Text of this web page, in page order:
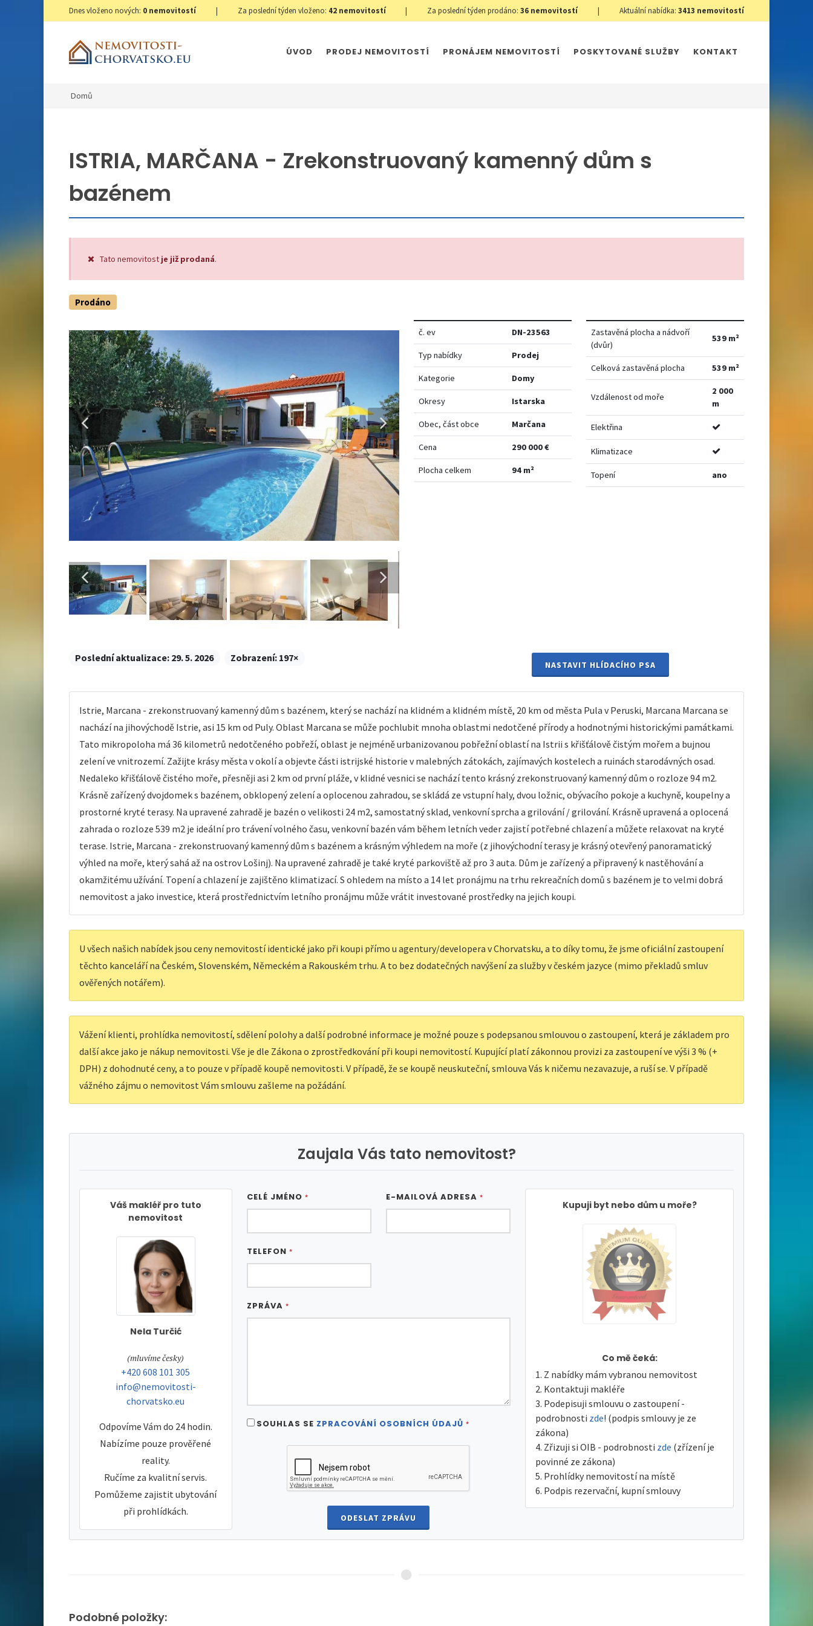
Dnes vloženo nových: 0 nemovitostí | Za poslední týden vloženo: 42 nemovitostí | Za poslední týden prodáno:36 nemovitostí | Aktuální nabídka: 3413 nemovitostí
ÚVOD PRODEJ NEMOVITOSTÍ PRONÁJEM NEMOVITOSTÍ POSKYTOVANÉ SLUŽBY KONTAKT
Domů
ISTRIA, MARČANA - Zrekonstruovaný kamenný dům s
bazénem
Tato nemovitost je již prodaná.
Prodáno
č. ev DN-23563
Typ nabídky Prodej
Kategorie Domy
Okresy Istarska
Obec, část obce Marčana
Cena 290 000 €
Plocha celkem 94 m²
Zastavěná plocha a nádvoří
(dvůr)
539 m²
Celková zastavěná plocha 539 m²
Vzdálenost od moře
2 000
m
Elektřina
Klimatizace
Topení ano
Poslední aktualizace: 29. 5. 2026 Zobrazení: 197×
NASTAVIT HLÍDACÍHO PSA
Istrie, Marcana - zrekonstruovaný kamenný dům s bazénem, který se nachází na klidném a klidném místě, 20 km od města Pula v Peruski, Marcana Marcana se
nachází na jihovýchodě Istrie, asi 15 km od Puly. Oblast Marcana se může pochlubit mnoha oblastmi nedotčené přírody a hodnotnými historickými památkami.
Tato mikropoloha má 36 kilometrů nedotčeného pobřeží, oblast je nejméně urbanizovanou pobřežní oblastí na Istrii s křišťálově čistým mořem a bujnou
zelení ve vnitrozemí. Zažijte krásy města v okolí a objevte části istrijské historie v malebných zátokách, zajímavých kostelech a ruinách starodávných osad.
Nedaleko křišťálově čistého moře, přesněji asi 2 km od první pláže, v klidné vesnici se nachází tento krásný zrekonstruovaný kamenný dům o rozloze 94 m2.
Krásně zařízený dvojdomek s bazénem, obklopený zelení a oplocenou zahradou, se skládá ze vstupní haly, dvou ložnic, obývacího pokoje a kuchyně, koupelny a
prostorné kryté terasy. Na upravené zahradě je bazén o velikosti 24 m2, samostatný sklad, venkovní sprcha a grilování / grilování. Krásně upravená a oplocená
zahrada o rozloze 539 m2 je ideální pro trávení volného času, venkovní bazén vám během letních veder zajistí potřebné chlazení a můžete relaxovat na kryté
terase. Istrie, Marcana - zrekonstruovaný kamenný dům s bazénem a krásným výhledem na moře (z jihovýchodní terasy je krásný otevřený panoramatický
výhled na moře, který sahá až na ostrov Lošinj). Na upravené zahradě je také kryté parkoviště až pro 3 auta. Dům je zařízený a připravený k nastěhování a
okamžitému užívání. Topení a chlazení je zajištěno klimatizací. S ohledem na místo a 14 let pronájmu na trhu rekreačních domů s bazénem je to velmi dobrá
nemovitost a jako investice, která prostřednictvím letního pronájmu může vrátit investované prostředky na jejich koupi.
U všech našich nabídek jsou ceny nemovitostí identické jako při koupi přímo u agentury/developera v Chorvatsku, a to díky tomu, že jsme oficiální zastoupení
těchto kanceláří na Českém, Slovenském, Německém a Rakouském trhu. A to bez dodatečných navýšení za služby v českém jazyce (mimo překladů smluv
ověřených notářem).
Vážení klienti, prohlídka nemovitostí, sdělení polohy a další podrobné informace je možné pouze s podepsanou smlouvou o zastoupení, která je základem pro
další akce jako je nákup nemovitosti. Vše je dle Zákona o zprostředkování při koupi nemovitostí. Kupující platí zákonnou provizi za zastoupení ve výši 3 % (+
DPH) z dohodnuté ceny, a to pouze v případě koupě nemovitosti. V případě, že se koupě neuskuteční, smlouva Vás k ničemu nezavazuje, a ruší se. V případě
vážného zájmu o nemovitost Vám smlouvu zašleme na požádání.
Zaujala Vás tato nemovitost?
Váš makléř pro tuto
nemovitost
Nela Turčić
tel:
(mluvíme česky)
tel:
+420 608 101 305
e-mail:
info@nemovitosti-
chorvatsko.eu
Odpovíme Vám do 24 hodin.
Nabízíme pouze prověřené
reality.
Ručíme za kvalitní servis.
Pomůžeme zajistit ubytování
při prohlídkách.
CELÉ JMÉNO * E-MAILOVÁ ADRESA *
TELEFON *
ZPRÁVA *
SOUHLAS SE ZPRACOVÁNÍ OSOBNÍCH ÚDAJŮ *
ODESLAT ZPRÁVU
Kupuji byt nebo dům u moře?
Co mě čeká:
Z nabídky mám vybranou nemovitost
Kontaktuji makléře
Podepisuji smlouvu o zastoupení -
podrobnosti zde! (podpis smlouvy je ze
zákona)
Zřizuji si OIB - podrobnosti zde (zřízení je
povinné ze zákona)
Prohlídky nemovitostí na místě
Podpis rezervační, kupní smlouvy
Podobné položky: